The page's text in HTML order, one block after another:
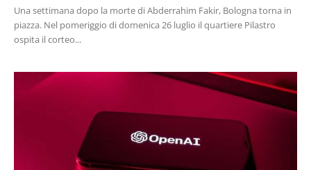
Una settimana dopo la morte di Abderrahim Fakir, Bologna torna in
piazza. Nel pomeriggio di domenica 26 luglio il quartiere Pilastro
ospita il corteo...